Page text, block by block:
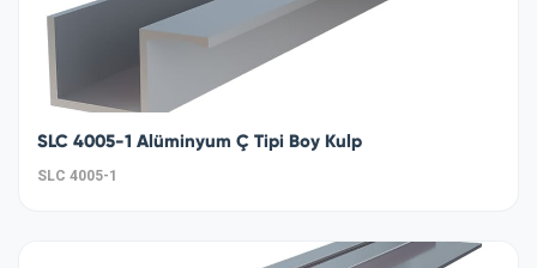
SLC 4005-1 Alüminyum Ç Tipi Boy Kulp
SLC 4005-1